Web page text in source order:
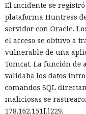
En la nueva versión
disco y el
instancia con 50 rutas
alrededor de 840
gigabytes — un ahorro
El caché en disco,
guardado antes de la
fragmentos de código
Vercel, una
El incidente se
plataforma Huntress
servidor con Oracle.
el acceso se obtuvo a
vulnerable de una
Tomcat. La función de
validaba los datos
comandos SQL
maliciosas se
178.162.151[.]229.